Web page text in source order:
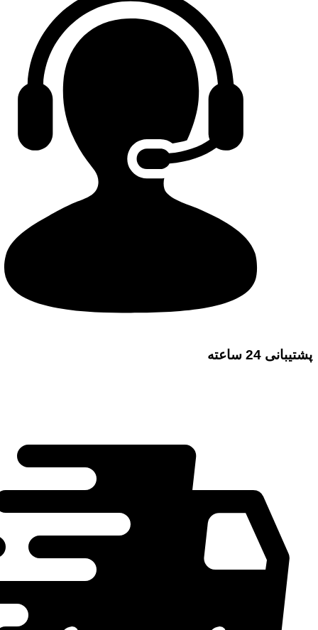
پشتیبانی 24 ساعته